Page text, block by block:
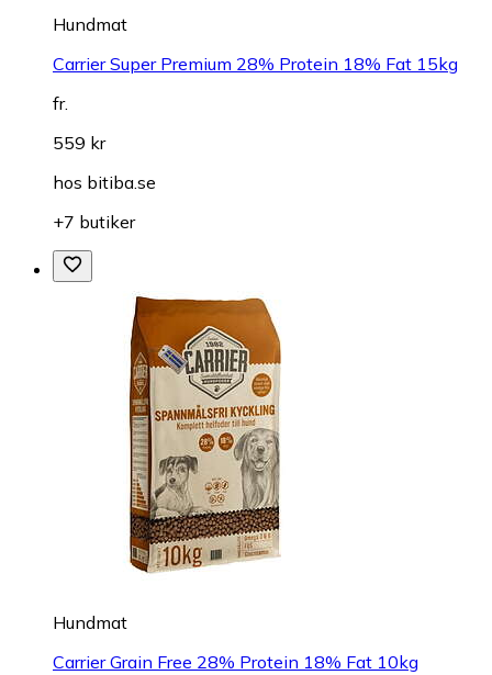
Hundmat
Carrier Super Premium 28% Protein 18% Fat 15kg
fr.
559 kr
hos bitiba.se
+7 butiker
Hundmat
Carrier Grain Free 28% Protein 18% Fat 10kg